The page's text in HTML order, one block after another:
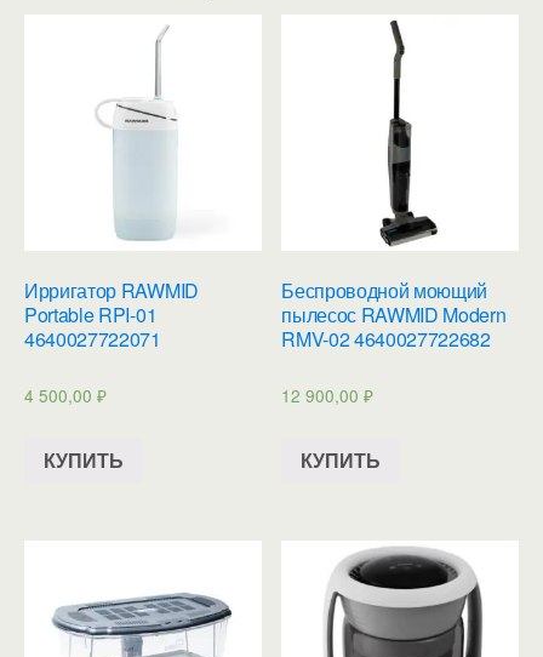
Ирригатор RAWMID
Portable RPI-01
4640027722071
4 500,00 ₽
КУПИТЬ
Беспроводной моющий
пылесос RAWMID Modern
RMV-02 4640027722682
12 900,00₽
КУПИТЬ